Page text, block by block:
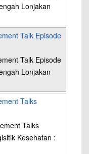
Lonjakan
Talk Episode
Talk Episode
Lonjakan
Talks
Talks
Kesehatan :